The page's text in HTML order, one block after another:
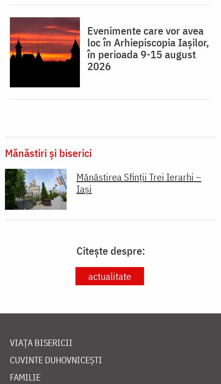
Evenimente care vor avea
loc în Arhiepiscopia Iaşilor,
în perioada 9-15 august
2026
Mănăstiri și biserici
Mănăstirea Sfinții Trei Ierarhi –
Iași
Citește despre:
actualitate
VIAȚA BISERICII
CUVINTE DUHOVNICEȘTI
FAMILIE